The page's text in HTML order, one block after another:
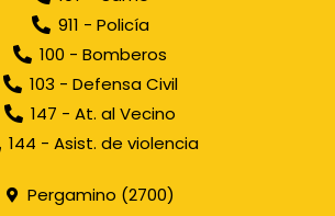
911 - Policía
100 - Bomberos
103 - Defensa Civil
147 - At. al Vecino
144 - Asist. de violencia
Pergamino (2700)